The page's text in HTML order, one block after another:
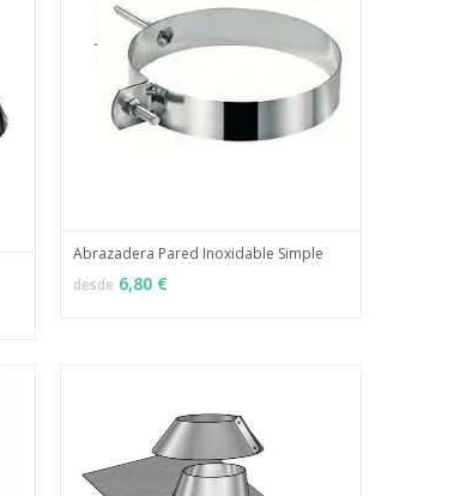
VER OPCIONES
Abrazadera Pared Inoxidable Simple
desde 6,80 €